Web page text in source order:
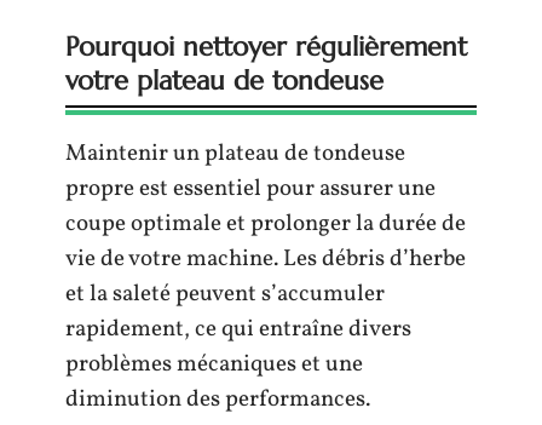
Pourquoi nettoyer régulièrement
votre plateau de tondeuse
Maintenir un plateau de tondeuse
propre est essentiel pour assurer une
coupe optimale et prolonger la durée de
vie de votre machine. Les débris d’herbe
et la saleté peuvent s’accumuler
rapidement, ce qui entraîne divers
problèmes mécaniques et une
diminution des performances.